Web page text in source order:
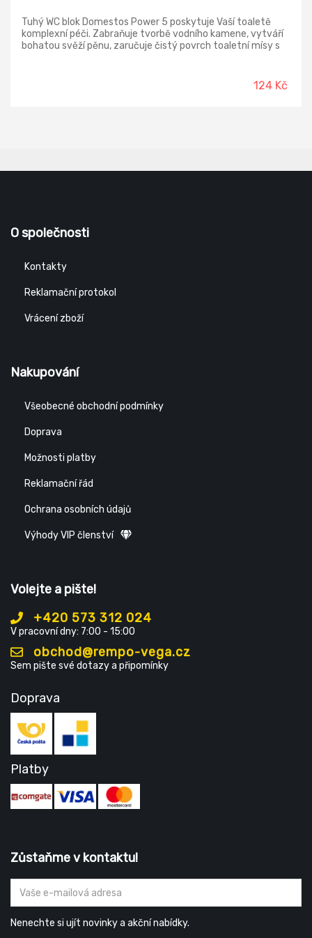
Tuhý WC blok Domestos Power 5 poskytuje Vaší toaletě
komplexní péči. Zabraňuje tvorbě vodního kamene, vytváří
bohatou svěží pěnu, zaručuje čistý povrch toaletní mísy s
124 Kč
O společnosti
Kontakty
Reklamační protokol
Vrácení zboží
Nakupování
Všeobecné obchodní podmínky
Doprava
Možnosti platby
Reklamační řád
Ochrana osobních údajů
Výhody VIP členství
Volejte a pište!
+420 573 312 024
V pracovní dny: 7:00 - 15:00
obchod@rempo-vega.cz
Sem pište své dotazy a připomínky
Doprava
Platby
Zůstaňme v kontaktu!
Nenechte si ujít novinky a akční nabídky.